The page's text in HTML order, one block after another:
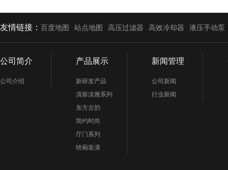
友情链接： 百度地图 站点地图 高压过滤器 高效冷却器 液压手动泵
公司简介
公司介绍
产品展示
新研发产品
清新淡雅系列
东方古韵
简约时尚
厅门系列
轿厢装潢
新闻管理
公司新闻
行业新闻